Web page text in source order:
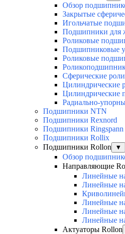
Обзор
Закрытые
Игольчатые
Подшипники для
Роликовые
Подшипниковые
Роликовые
Сферические
Цилиндрические
Цилиндрические
Радиально-
Подшипники NTN
Подшипники Rexnord
Подшипники Ringspann
Подшипники Rollix
Подшипники Rollon
▼
Обзор
Направляющие
Линейные
Линейные
Линейные
Линейные
Линейные
Актуаторы Rollon